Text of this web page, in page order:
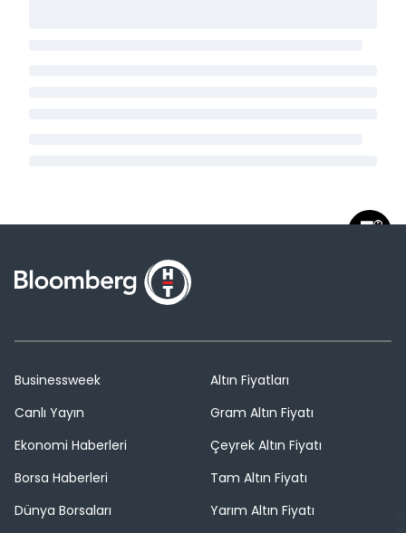
Businessweek
Canlı Yayın
Ekonomi Haberleri
Borsa Haberleri
Dünya Borsaları
Altın Fiyatları
Gram Altın Fiyatı
Çeyrek Altın Fiyatı
Tam Altın Fiyatı
Yarım Altın Fiyatı